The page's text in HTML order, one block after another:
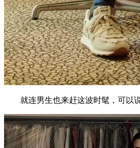
就连男生也来赶这波时髦，可以